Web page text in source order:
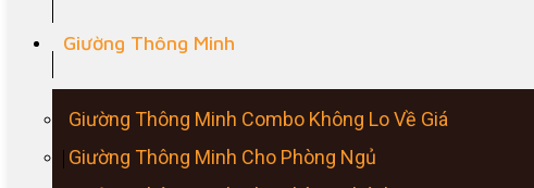
Giường Thông Minh
Giường Thông Minh Combo Không Lo Về Giá
Giường Thông Minh Cho Phòng Ngủ